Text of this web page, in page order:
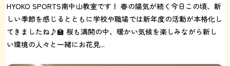
HYOKO SPORTS南中山教室です！ 春の陽気が続く今日この頃、新
しい季節を感じるとともに学校や職場では新年度の活動が本格化し
てきましたね♪🏫 桜も満開の中、暖かい気候を楽しみながら新し
い環境の人々と一緒にお花見...